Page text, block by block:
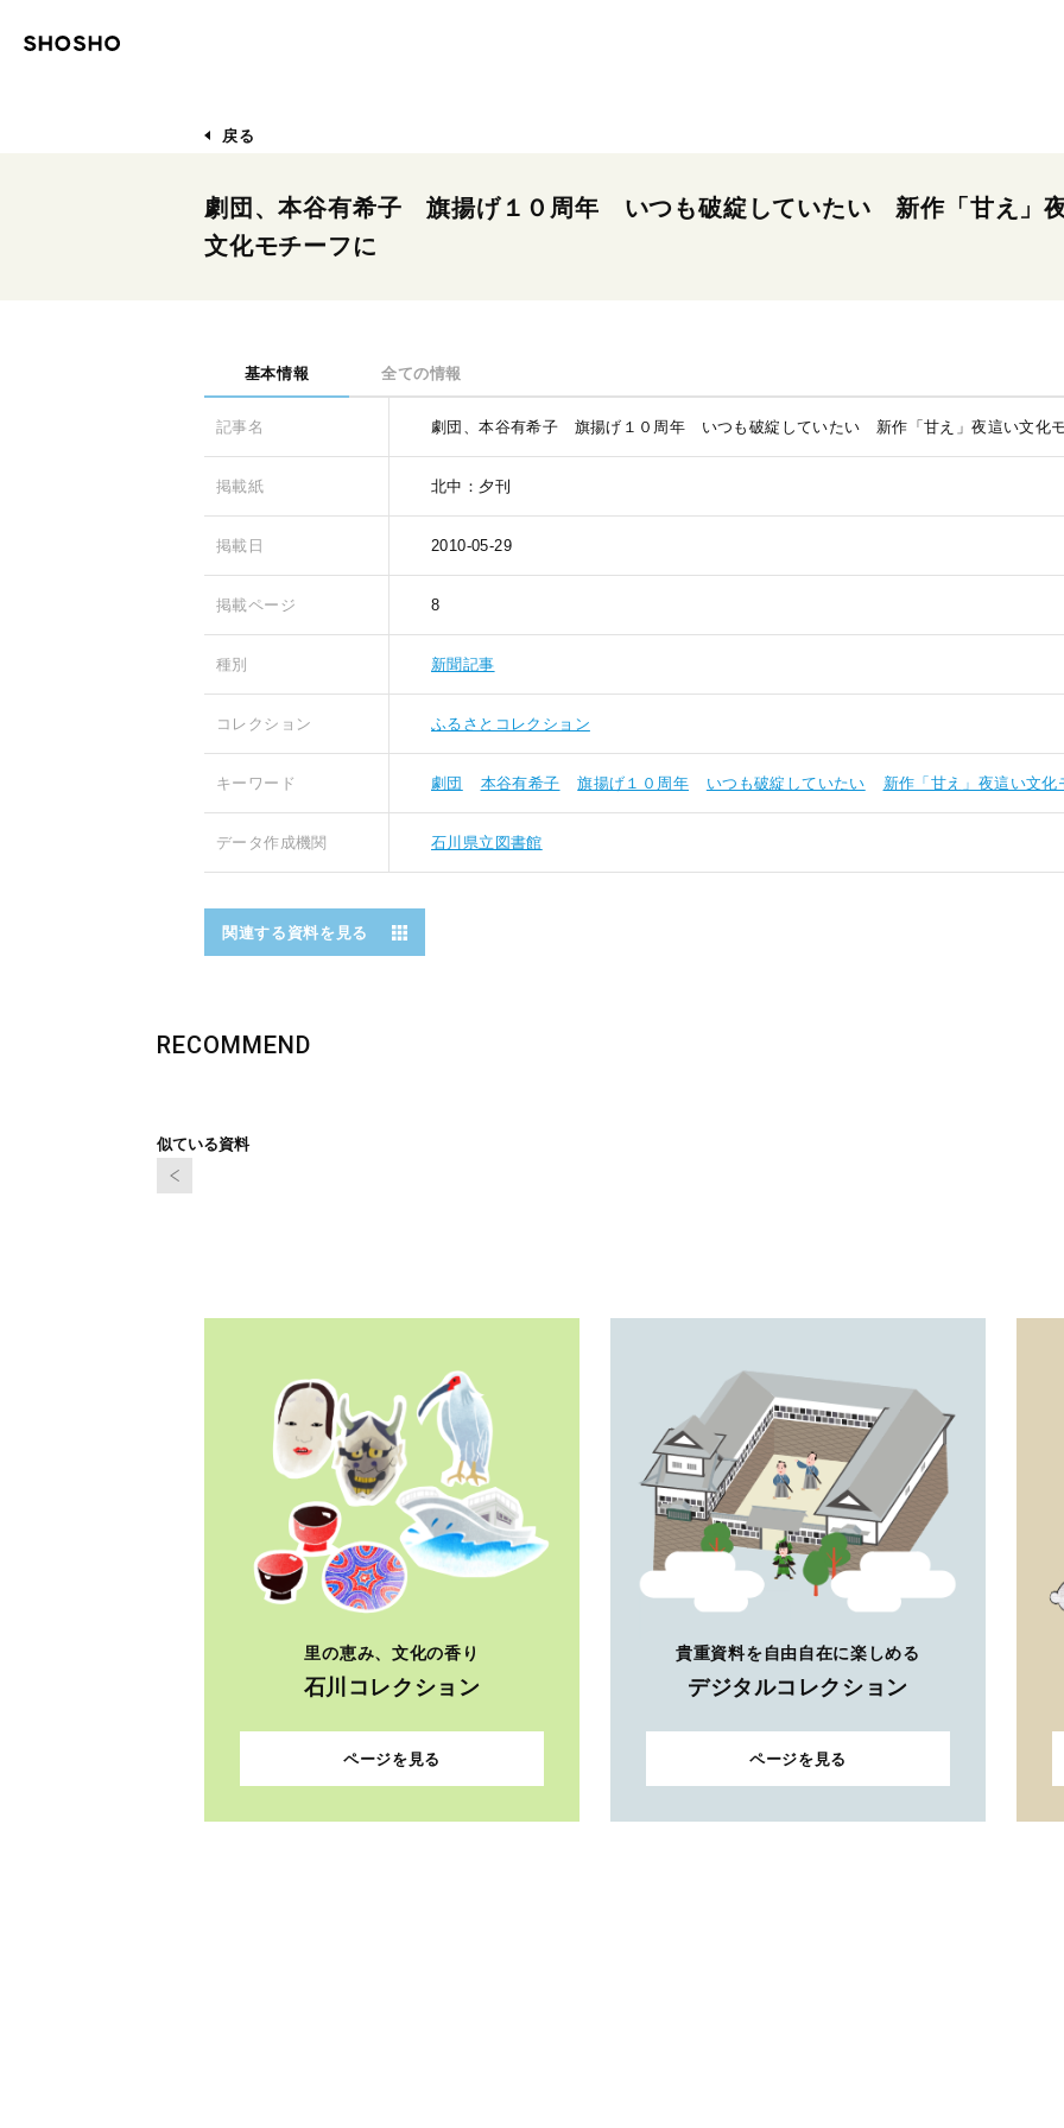
戻る
劇団、本谷有希子 旗揚げ１０周年 いつも破綻していたい 新作「甘え」
文化モチーフに
基本情報 全ての情報
記事名 劇団、本谷有希子 旗揚げ１０周年 いつも破綻していたい 新作「甘え」夜這い文化
掲載紙 北中：夕刊
掲載日 2010-05-29
掲載ページ 8
種別 新聞記事
コレクション ふるさとコレクション
キーワード 劇団 本谷有希子 旗揚げ１０周年 いつも破綻していたい 新作「甘え」夜這い文
データ作成機関 石川県立図書館
関連する資料を見る
RECOMMEND
似ている資料
里の恵み、文化の香り
石川コレクション
ページを見る
貴重資料を自由自在に楽しめる
デジタルコレクション
ページを見る